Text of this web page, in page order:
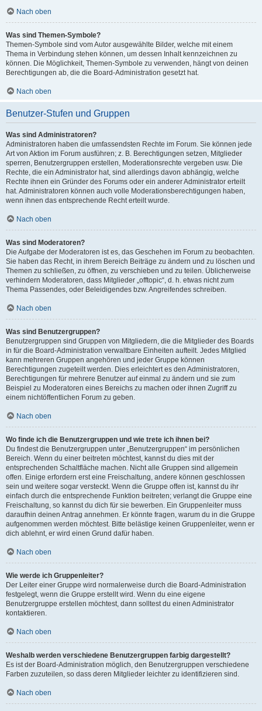
Nach oben
Was sind Themen-Symbole?
Themen-Symbole sind vom Autor ausgewählte Bilder, welche mit einem
Thema in Verbindung stehen können, um dessen Inhalt kennzeichnen zu
können. Die Möglichkeit, Themen-Symbole zu verwenden, hängt von deinen
Berechtigungen ab, die die Board-Administration gesetzt hat.
Nach oben
Benutzer-Stufen und Gruppen
Was sind Administratoren?
Administratoren haben die umfassendsten Rechte im Forum. Sie können jede
Art von Aktion im Forum ausführen; z. B. Berechtigungen setzen, Mitglieder
sperren, Benutzergruppen erstellen, Moderationsrechte vergeben usw. Die
Rechte, die ein Administrator hat, sind allerdings davon abhängig, welche
Rechte ihnen ein Gründer des Forums oder ein anderer Administrator erteilt
hat. Administratoren können auch volle Moderationsberechtigungen haben,
wenn ihnen das entsprechende Recht erteilt wurde.
Nach oben
Was sind Moderatoren?
Die Aufgabe der Moderatoren ist es, das Geschehen im Forum zu beobachten.
Sie haben das Recht, in ihrem Bereich Beiträge zu ändern und zu löschen und
Themen zu schließen, zu öffnen, zu verschieben und zu teilen. Üblicherweise
verhindern Moderatoren, dass Mitglieder „offtopic“, d. h. etwas nicht zum
Thema Passendes, oder Beleidigendes bzw. Angreifendes schreiben.
Nach oben
Was sind Benutzergruppen?
Benutzergruppen sind Gruppen von Mitgliedern, die die Mitglieder des Boards
in für die Board-Administration verwaltbare Einheiten aufteilt. Jedes Mitglied
kann mehreren Gruppen angehören und jeder Gruppe können
Berechtigungen zugeteilt werden. Dies erleichtert es den Administratoren,
Berechtigungen für mehrere Benutzer auf einmal zu ändern und sie zum
Beispiel zu Moderatoren eines Bereichs zu machen oder ihnen Zugriff zu
einem nichtöffentlichen Forum zu geben.
Nach oben
Wo finde ich die Benutzergruppen und wie trete ich ihnen bei?
Du findest die Benutzergruppen unter „Benutzergruppen“ im persönlichen
Bereich. Wenn du einer beitreten möchtest, kannst du dies mit der
entsprechenden Schaltfläche machen. Nicht alle Gruppen sind allgemein
offen. Einige erfordern erst eine Freischaltung, andere können geschlossen
sein und weitere sogar versteckt. Wenn die Gruppe offen ist, kannst du ihr
einfach durch die entsprechende Funktion beitreten; verlangt die Gruppe eine
Freischaltung, so kannst du dich für sie bewerben. Ein Gruppenleiter muss
daraufhin deinen Antrag annehmen. Er könnte fragen, warum du in die Gruppe
aufgenommen werden möchtest. Bitte belästige keinen Gruppenleiter, wenn er
dich ablehnt, er wird einen Grund dafür haben.
Nach oben
Wie werde ich Gruppenleiter?
Der Leiter einer Gruppe wird normalerweise durch die Board-Administration
festgelegt, wenn die Gruppe erstellt wird. Wenn du eine eigene
Benutzergruppe erstellen möchtest, dann solltest du einen Administrator
kontaktieren.
Nach oben
Weshalb werden verschiedene Benutzergruppen farbig dargestellt?
Es ist der Board-Administration möglich, den Benutzergruppen verschiedene
Farben zuzuteilen, so dass deren Mitglieder leichter zu identifizieren sind.
Nach oben